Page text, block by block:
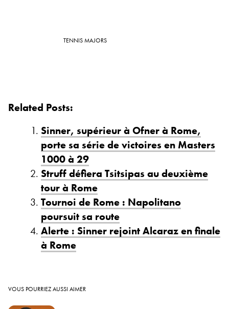
TENNIS MAJORS
Related Posts:
Sinner, supérieur à Ofner à Rome,
porte sa série de victoires en Masters
1000 à 29
Struff défiera Tsitsipas au deuxième
tour à Rome
Tournoi de Rome : Napolitano
poursuit sa route
Alerte : Sinner rejoint Alcaraz en finale
à Rome
VOUS POURRIEZ AUSSI AIMER